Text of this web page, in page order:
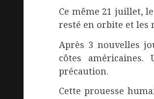
Ce même 21 juillet,
resté en orbite et les
Après 3 nouvelles
côtes
précaution.
Cette prouesse